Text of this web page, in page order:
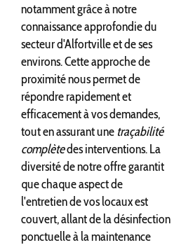
notamment grâce à notre
connaissance approfondie du
secteur d'Alfortville et de ses
environs. Cette approche de
proximité nous permet de
répondre rapidement et
efficacement à vos demandes,
tout en assurant une traçabilité
complètedes interventions. La
diversité de notre offre garantit
que chaque aspect de
l'entretien de vos locaux est
couvert, allant de la désinfection
ponctuelle à la maintenance